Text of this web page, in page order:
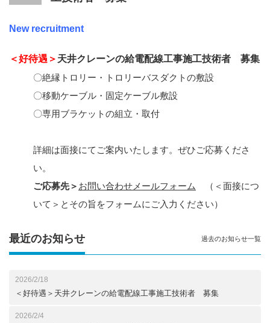
New recruitment
＜好待遇＞ 天井クレーンの給電配線工事施工技術者 募集
〇絶縁トロリー・トロリーバスダクトの敷設
〇移動ケーブル・固定ケーブル敷設
〇専用ブラケットの組立・取付
詳細は面接にてご案内いたします。ぜひご応募くださ
い。
ご応募先＞ お問い合わせメールフォーム
（＜面接につ
いて＞とその旨をフォームにご入力ください）
最近のお知らせ
2026/2/18
＜好待遇＞天井クレーンの給電配線工事施工技術者 募集
2026/2/4
過去のお知らせ一覧